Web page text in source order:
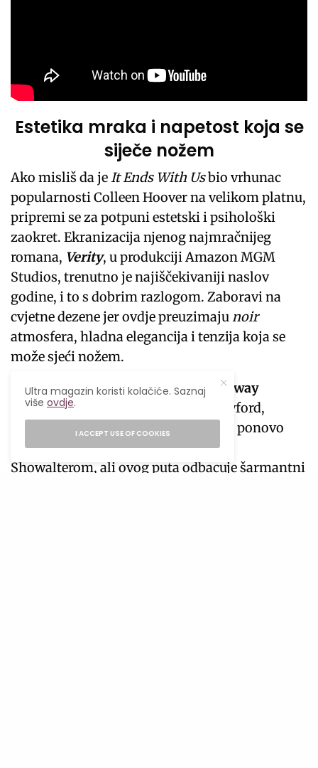
Estetika mraka i napetost koja se
siječe nožem
Ako misliš da jeIt Ends With Usbio vrhunac
popularnosti Colleen Hoover na velikom platnu,
pripremi se za potpuni estetski i psihološki
zaokret. Ekranizacija njenog najmračnijeg
romana, Verity, u produkciji Amazon MGM
Studios, trenutno je najiščekivaniji naslov
godine, i to s dobrim razlogom. Zaboravi na
cvjetne dezene jer ovdje preuzimajunoir
atmosfera, hladna elegancija i tenzija koja se
može sjeći nožem.
Kada je objavljeno da ćeAnne Hathaway
tumačiti naslovnu ulogu Verity Crawford,
internet je eksplodirao. Hathaway se ponovo
udružuje sa rediteljem Michaelom
Showalterom, ali ovog puta odbacuje šarmantni
Ultra magazin koristi kolačiće. Saznaj
višeovdje.
I ACCEPT USE OF COOKIES